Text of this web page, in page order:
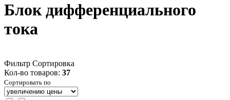
Блок дифференциального
тока
Фильтр Сортировка
Кол-во товаров: 37
Сортировать по